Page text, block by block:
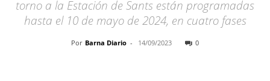
torno a la Estación de Sants están programadas
hasta el 10 de mayo de 2024, en cuatro fases
Por Barna Diario - 14/09/2023 0